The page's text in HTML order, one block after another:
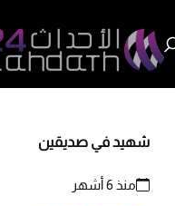
شهيد في صديقين
منذ 6 أشهر